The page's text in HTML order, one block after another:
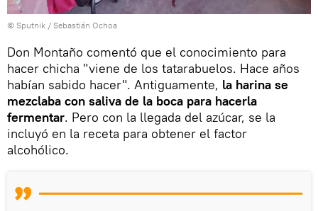
© Sputnik / Sebastián Ochoa
Don Montaño comentó que el conocimiento para
hacer chicha "viene de los tatarabuelos. Hace años
habían sabido hacer". Antiguamente, la harina se
mezclaba con saliva de la boca para hacerla
fermentar. Pero con la llegada del azúcar, se la
incluyó en la receta para obtener el factor
alcohólico.